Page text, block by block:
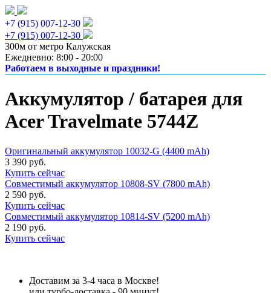
+7 (915) 007-12-30
+7 (915) 007-12-30
300м от метро Калужская
Ежедневно: 8:00 - 20:00
Работаем в выходные и праздники!
Аккумулятор / батарея для
Acer Travelmate 5744Z
Оригинальный аккумулятор 10032-G (4400 mAh)
3 390 руб.
Купить сейчас
Совместимый аккумулятор 10808-SV (7800 mAh)
2 590 руб.
Купить сейчас
Совместимый аккумулятор 10814-SV (5200 mAh)
2 190 руб.
Купить сейчас
Доставим за 3-4 часа в Москве!